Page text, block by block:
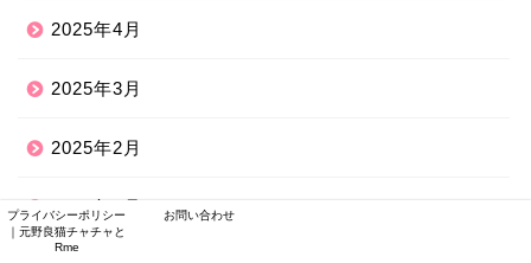
2025年4月
2025年3月
2025年2月
2025年1月
プライバシーポリシー
｜元野良猫チャチャと
Rme
お問い合わせ